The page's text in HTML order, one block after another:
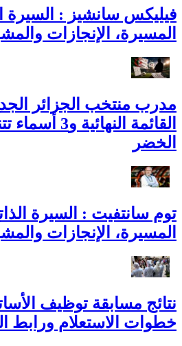
فيليكس سانشيز : السيرة
المسيرة، الإنجازات
مدرب منتخب الجزائر
القائمة
الخضر
توم سانتفيت : السيرة
المسيرة، الإنجازات
نتائج مسابقة توظيف
خطوات الاستعلام ورابط